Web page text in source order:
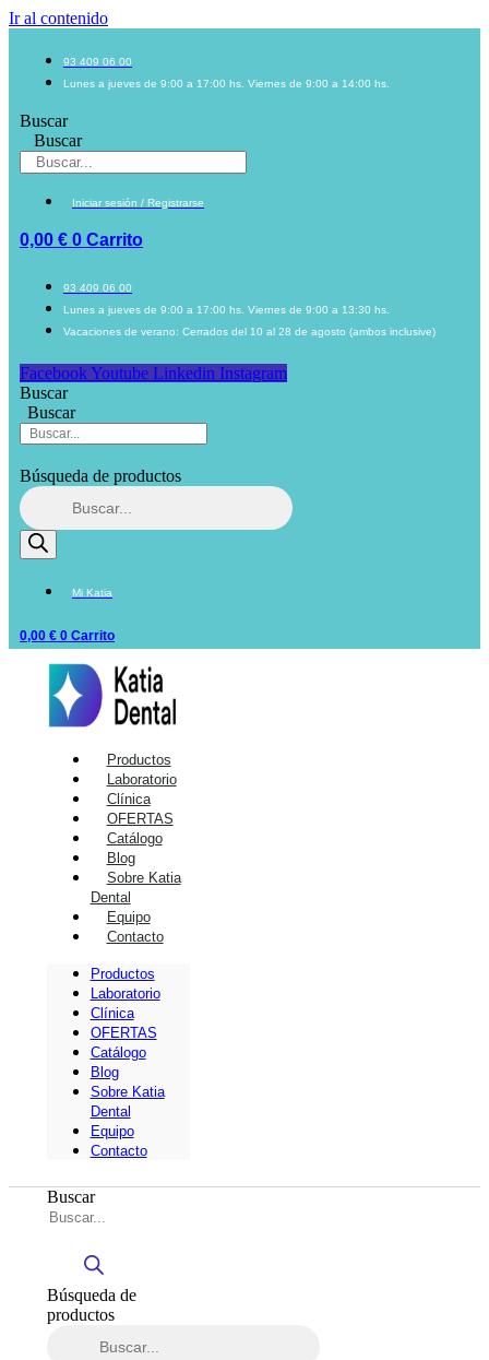
Ir al contenido
93 409 06 00
Lunes a jueves de 9:00 a 17:00 hs. Viernes de 9:00 a 14:00 hs.
Buscar
Buscar
Iniciar sesión / Registrarse
0,00 € 0 Carrito
93 409 06 00
Lunes a jueves de 9:00 a 17:00 hs. Viernes de 9:00 a 13:30 hs.
Vacaciones de verano: Cerrados del 10 al 28 de agosto (ambos inclusive)
Facebook Youtube Linkedin Instagram
Buscar
Buscar
Búsqueda de productos
Mi Katia
0,00 € 0 Carrito
Productos
Laboratorio
Clínica
OFERTAS
Catálogo
Blog
Sobre Katia
Dental
Equipo
Contacto
Productos
Laboratorio
Clínica
OFERTAS
Catálogo
Blog
Sobre Katia
Dental
Equipo
Contacto
Buscar
Búsqueda de
productos